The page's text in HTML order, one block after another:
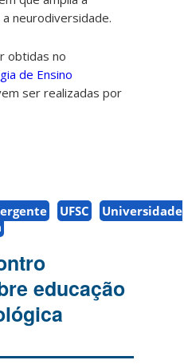
neurodiversidade.
obtidas no
de Ensino
ser realizadas por
UFSC
Universidade
educação